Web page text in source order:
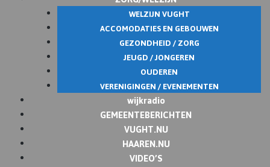
WELZIJN VUGHT
ACCOMODATIES EN GEBOUWEN
GEZONDHEID / ZORG
JEUGD / JONGEREN
OUDEREN
VERENIGINGEN / EVENEMENTEN
wijkradio
GEMEENTEBERICHTEN
VUGHT.NU
HAAREN.NU
VIDEO’S